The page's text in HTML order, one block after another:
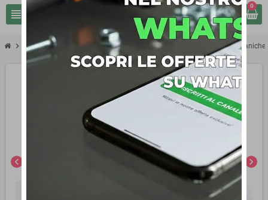
view_headline search
0
chevron_right IRRIGAZIONE - IDRAULICAchevron_rightTubi da Irrigazione Plastic Puglia
chevron_left chevron_right